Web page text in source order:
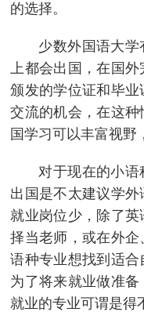
的选择。
少数外国语大
上都会出国，在国
颁发的学位证和毕
交流的机会，在这
国学习可以丰富视野
对于现在的小语
出国是不太建议学外
就业岗位少，除了
择当老师，或在外
语种专业想找到适
为了将来就业做准
就业的专业可谓是得